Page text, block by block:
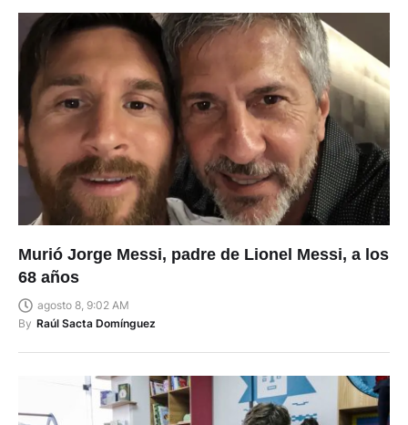
Murió Jorge Messi, padre de Lionel Messi, a los
68 años
agosto 8, 9:02 AM
By Raúl Sacta Domínguez